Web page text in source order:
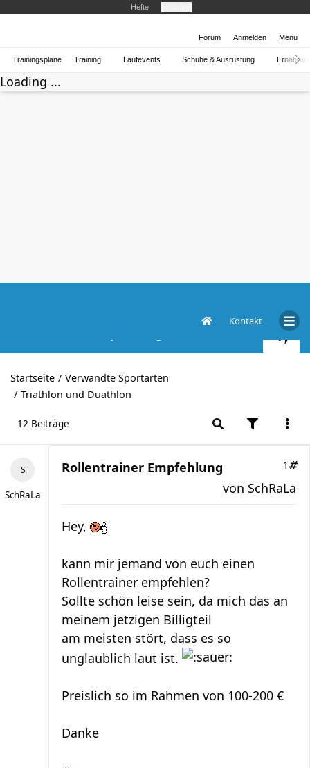
Hefte
Forum Anmelden Menü
Trainingspläne Training Laufevents Schuhe & Ausrüstung
Loading ...
Kontakt
Startseite
Verwandte Sportarten
Triathlon und Duathlon
12 Beiträge
SchRaLa
Rollentrainer Empfehlung 1
von SchRaLa
Hey,
kann mir jemand von euch einen
Rollentrainer empfehlen?
Sollte schön leise sein, da mich das an
meinem jetzigen Billigteil
am meisten stört, dass es so
unglaublich laut ist.
Preislich so im Rahmen von 100-200 €
Danke